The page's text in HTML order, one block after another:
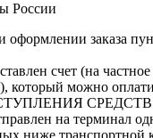
России
оформлении заказа
счет (на
который можно
СРЕДСТВ
на терминал